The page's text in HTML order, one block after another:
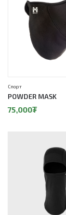
POWDER MASK
Спорт
75,000₮